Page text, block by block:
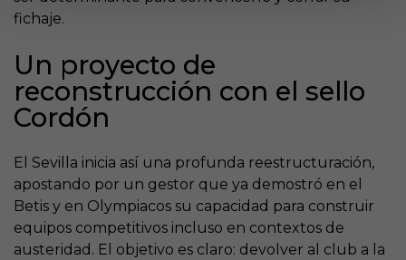
fichaje.
Un proyecto de
reconstrucción con el sello
Cordón
El Sevilla inicia así una profunda reestructuración,
apostando por un gestor que ya demostró en el
Betis y en Olympiacos su capacidad para construir
equipos competitivos incluso en contextos de
austeridad. El objetivo es claro: devolver al club a la